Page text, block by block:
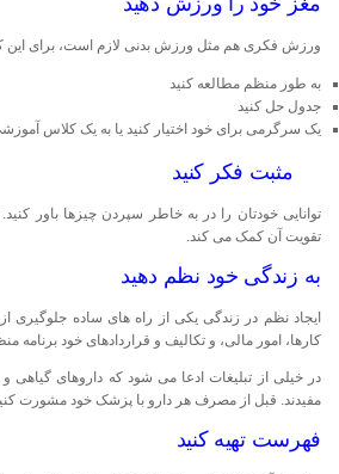
ورزش فکری هم مثل ورزش بدنی لازم است، برای این
به طور منظم مطالعه کنید
جدول حل کنید
یک سرگرمی برای خود اختیار کنید یا به یک کلاس
مثبت فکر کنید
توانایی خودتان را در به خاطر سپردن چیزها باور
تقویت آن کمک می کند.
به زندگی خود نظم دهید
ایجاد نظم در زندگی یکی از راه های ساده جلوگیری
کارها، امور مالی، و تکالیف و قراردادهای خود برنامه
در خیلی از تبلیغات ادعا می شود که داروهای گیاهی
مفیدند. قبل از مصرف هر دارو با پزشک خود مشورت
فهرست تهیه کنید